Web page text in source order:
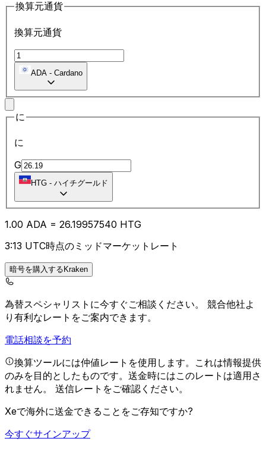
換算元通貨
換算元通貨
ADA - Cardano
に
に
G
HTG - ハイチグールド
1.00 ADA = 26.19957540 HTG
3:13 UTC時点のミッドマーケットレート
暗号を購入するKraken
為替スペシャリストに今すぐご相談ください。 競合他社よ
り有利なレートをご案内できます。
電話相談を予約
換算ツールには仲値レートを使用します。これは情報提供
のみを目的としたものです。送金時にはこのレートは適用さ
れません。 送信レートをご確認ください。
Xeで海外に送金できることをご存知ですか?
今すぐサインアップ